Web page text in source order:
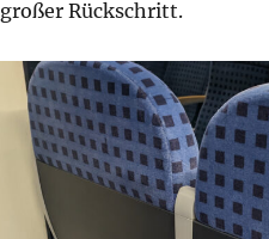
Rückschritt.